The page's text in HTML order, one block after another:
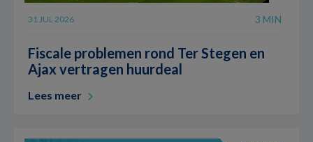
31 JUL 2026 3 MIN
Fiscale problemen rond Ter Stegen en
Ajax vertragen huurdeal
Lees meer